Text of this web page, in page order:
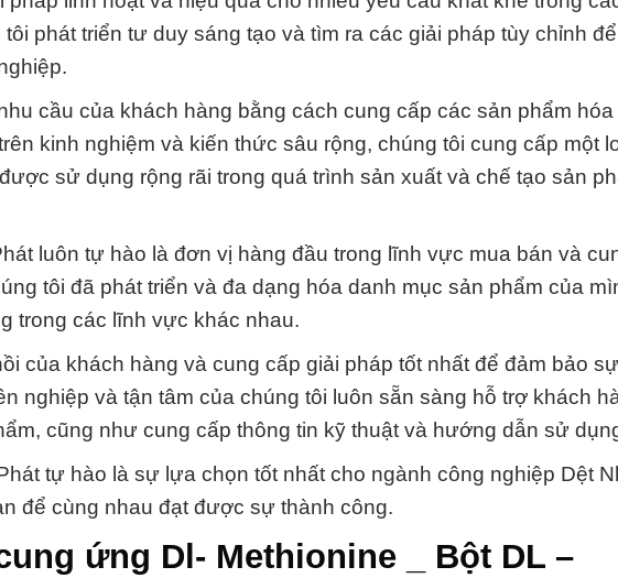
phát triển tư duy sáng tạo và tìm ra các giải pháp tùy chỉnh
cầu của khách hàng bằng cách cung cấp các sản phẩm
kinh nghiệm và kiến thức sâu rộng, chúng tôi cung cấp một
sử dụng rộng rãi trong quá trình sản xuất và chế tạo sản
luôn tự hào là đơn vị hàng đầu trong lĩnh vực mua bán và
tôi đã phát triển và đa dạng hóa danh mục sản phẩm của
trong các lĩnh vực khác nhau.
của khách hàng và cung cấp giải pháp tốt nhất để đảm bảo
nghiệp và tận tâm của chúng tôi luôn sẵn sàng hỗ trợ khách
cũng như cung cấp thông tin kỹ thuật và hướng dẫn sử
tự hào là sự lựa chọn tốt nhất cho ngành công nghiệp Dệt
để cùng nhau đạt được sự thành công.
ứng Dl- Methionine _ Bột DL –